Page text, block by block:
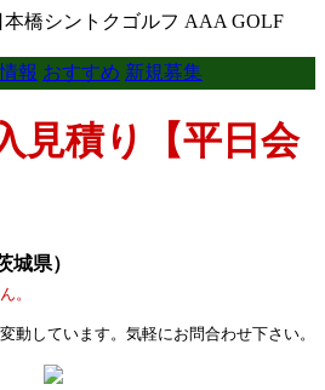
報 おすすめ 新規募集
見積り【平日会
県）
。
動しています。気軽にお問合わせ下さい。